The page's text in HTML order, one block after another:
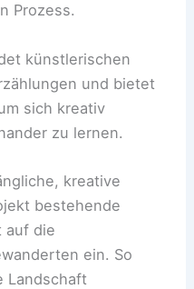
Prozess.
künstlerischen
und bietet
sich kreativ
zu lernen.
kreative
bestehende
auf die
ein. So
Landschaft